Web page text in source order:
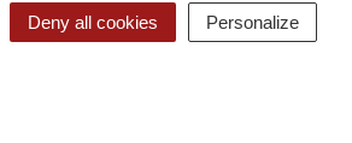
et malentendant ?
Deny all cookies Personalize